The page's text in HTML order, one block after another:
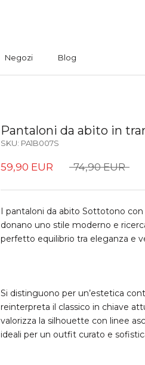
Negozi
Blog
Pantaloni da abito in
SKU: PA1B007S
59,90 EUR 74,90 EUR
I pantaloni da abito Sottotono
donano uno stile moderno e
perfetto equilibrio tra eleganza e
Si distinguono per un’estetica
reinterpreta il classico in chiave
valorizza la silhouette con linee
ideali per un outfit curato e